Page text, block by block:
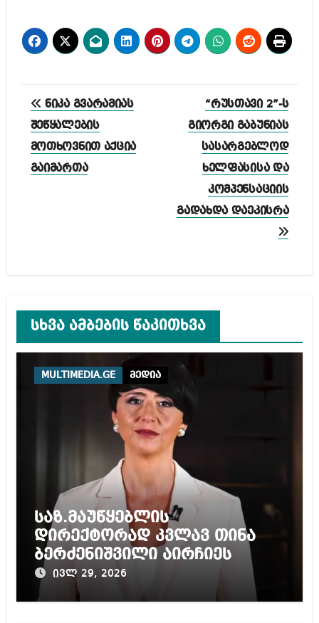
პოსტის
ნავიგაცია
ნიკა გვარამიას
შეწყალების
მოთხოვნით აქცია
გაიმართა
“რუსთავი 2”-ს
გიორგი გაბუნიას
სასარგებლოდ
ხელფასისა და
კომპენსაციის
გადახდა დაეკისრა
სხვა ამბების წაკითხვა
MULTIMEDIA.GE მედია
საზ.მაუწყებლის
დირექტორად კვლავ თინა
ბერძენიშვილი აირჩიეს
ივლ 29, 2026